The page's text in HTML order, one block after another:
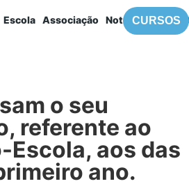
Escola Associação NotíciasCURSOS
o seu
referente ao
Escola, aos das
ano.